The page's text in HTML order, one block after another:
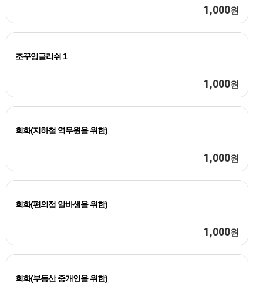
1,000원
조꾸잉글리쉬 1
1,000원
회화(지하철 역무원을 위한)
1,000원
회화(편의점 알바생을 위한)
1,000원
회화(부동산 중개인을 위한)